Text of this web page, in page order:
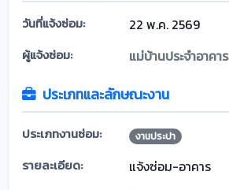
วันที่แจ้งซ่อม: 22 พ.ค. 2569
ผู้แจ้งซ่อม: แม่บ้านประจำอาคาร
ประเภทและลักษณะงาน
ประเภทงานซ่อม: งานประปา
รายละเอียด: แจ้งซ่อม-อาคาร